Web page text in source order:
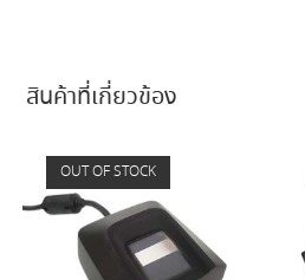
สินค้าที่เกี่ยวข้อง
OUT OF STOCK